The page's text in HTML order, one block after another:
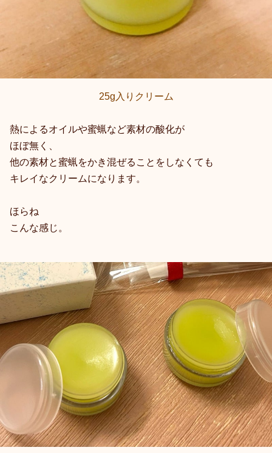
25g入りクリーム
熱によるオイルや蜜蝋など素材の酸化が
ほぼ無く、
他の素材と蜜蝋をかき混ぜることをしなくても
キレイなクリームになります。
ほらね
こんな感じ。